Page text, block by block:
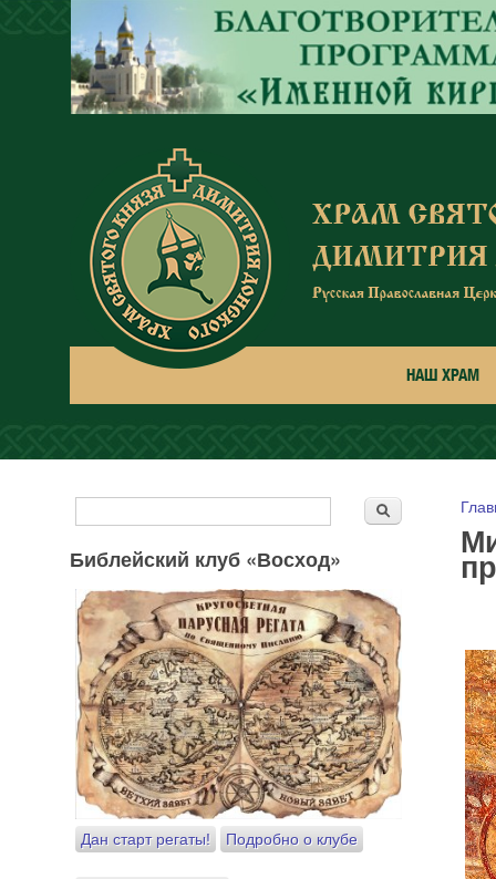
Перейти к основному содержанию
НАШ ХРАМ
Вы
Форма поиска
Библейский клуб «Восход»
Дан старт регаты! Подробно о клубе